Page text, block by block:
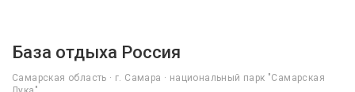
База отдыха Россия
Самарская область · г. Самара · национальный парк "Самарская